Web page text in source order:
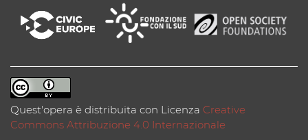
Quest'opera è distribuita con Licenza Creative
Commons Attribuzione 4.0 Internazionale